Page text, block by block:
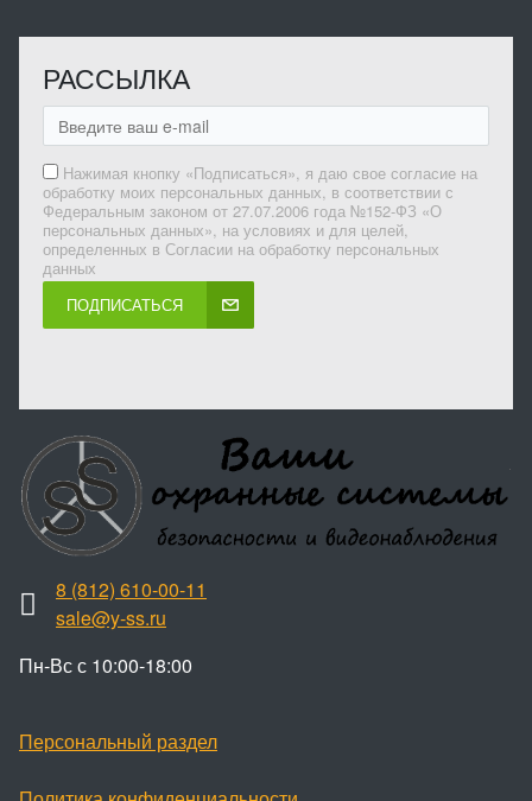
РАССЫЛКА
Нажимая кнопку «Подписаться», я даю свое согласие на
обработку моих персональных данных, в соответствии с
Федеральным законом от 27.07.2006 года №152-ФЗ «О
персональных данных», на условиях и для целей,
определенных в Согласии на обработку персональных
данных
ПОДПИСАТЬСЯ
8 (812) 610-00-11
sale@y-ss.ru
Пн-Вс с 10:00-18:00
Персональный раздел